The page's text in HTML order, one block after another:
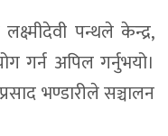
पन्थले केन्द्र,
गर्न अपिल गर्नुभयो।
भण्डारीले सञ्चालन